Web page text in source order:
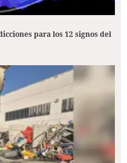
para los 12 signos del